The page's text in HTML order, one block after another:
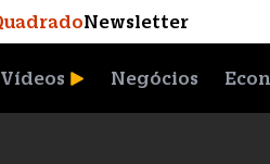
Newsletter
Vídeos Negócios